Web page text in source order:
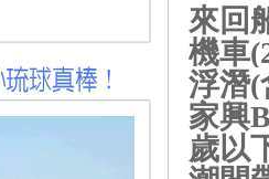
來回
機車
浮潛(
家興
歲以